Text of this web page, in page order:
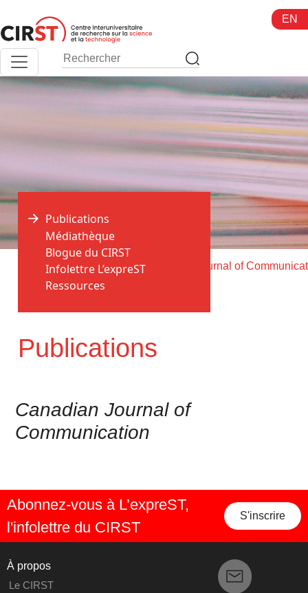
au
contenu
EN
Accueil > Publications > Canadian Journal of
Publications
Publications
Médiathèque
Blogue du CIRST
Infolettre L’expreST
Ressources
Canadian Journal of
Communication
Abonnez-vous à L’expreST,
l'infolettre du CIRST
S'inscrire
À propos
Le CIRST